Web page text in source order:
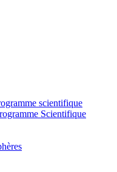
scientifique
Scientifique